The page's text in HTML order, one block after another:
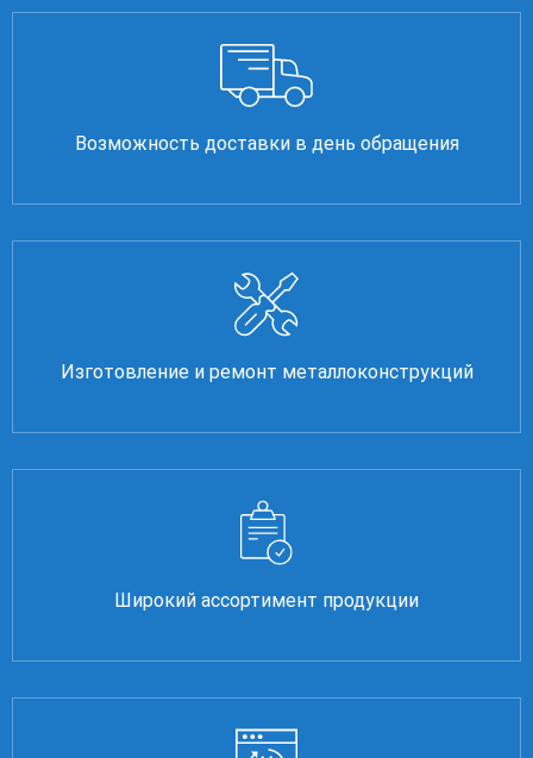
Возможность доставки в день обращения
Изготовление и ремонт металлоконструкций
Широкий ассортимент продукции